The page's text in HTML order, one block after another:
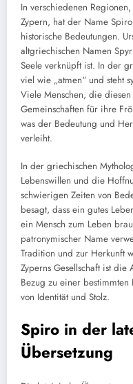
In verschiedenen
Zypern, hat der Name
historische Bedeutungen.
altgriechischen Namen
Seele verknüpft ist. In der
viel wie „atmen“ und steht
Viele Menschen, die
Gemeinschaften für ihre
was der Bedeutung und
verleiht.
In der griechischen
Lebenswillen und die
schwierigen Zeiten von
besagt, dass ein gutes
ein Mensch zum Leben
patronymischer Name
Tradition und zur Herkunft
Zyperns Gesellschaft ist
Bezug zu einer
von Identität und Stolz.
Spiro in der
Übersetzung